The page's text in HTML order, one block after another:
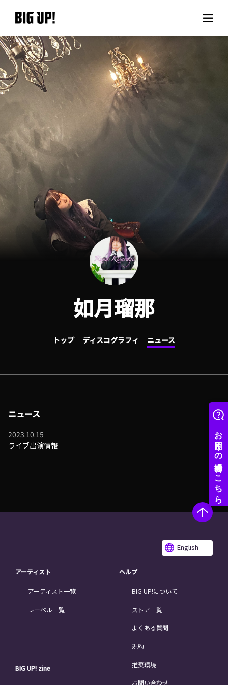
BIG UP!について
ニュース
料金プラン
サポート
如月瑠那
トップ ディスコグラフィ ニュース
ニュース
2023.10.15
ライブ出演情報
English
アーティスト
アーティスト一覧
レーベル一覧
BIG UP! zine
ヘルプ
BIG UP!について
ストア一覧
よくある質問
規約
推奨環境
お問い合わせ